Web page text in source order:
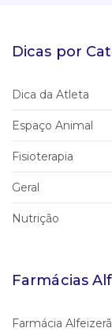
Dicas por
Dica da Atleta
Espaço Animal
Fisioterapia
Geral
Nutrição
Farmácias
Farmácia